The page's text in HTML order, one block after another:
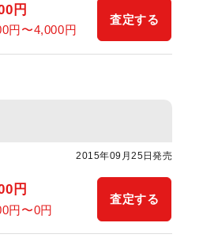
円
円〜4,000円
査定する
2015年09月25日発売
円
円〜0円
査定する